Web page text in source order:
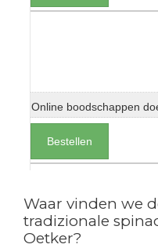
Online boodschappen
Bestellen
Waar vinden we
tradizionale
Oetker?